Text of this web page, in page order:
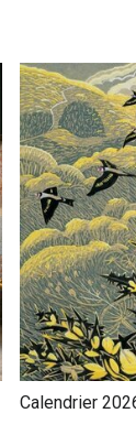
Calendrier